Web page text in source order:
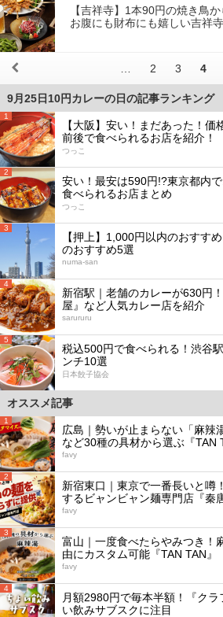
【吉祥寺】1本90円の焼き鳥
お腹にも財布にも嬉しい吉祥
2 3 4
9月25日10円カレーの日の記事ランキング
1
【大阪】安い！まだあった！
前後で食べられるお店を紹介！
つっこ
2
安い！最安は590円!?東京都内
食べられるお店まとめ
つっこ
3
【押上】1,000円以内のおすす
のおすすめ5選
numa-san
4
新宿駅｜老舗のカレーが630円
屋』など人気カレー店を紹介
sarururu
5
税込500円で食べられる！渋谷
ンチ10選
日本餃子協会
オススメ記事
1
広島｜勢いが止まらない「麻辣
など30種の具材から選ぶ『TAN
favy
2
新宿東口｜東京で一番長いと噂
するビャンビャン麺専門店『秦
favy
3
富山｜一度食べたらやみつき！
由にカスタム可能『TAN TAN』
favy
4
月額2980円で毎本半額！『ク
い飲みサブスクに注目